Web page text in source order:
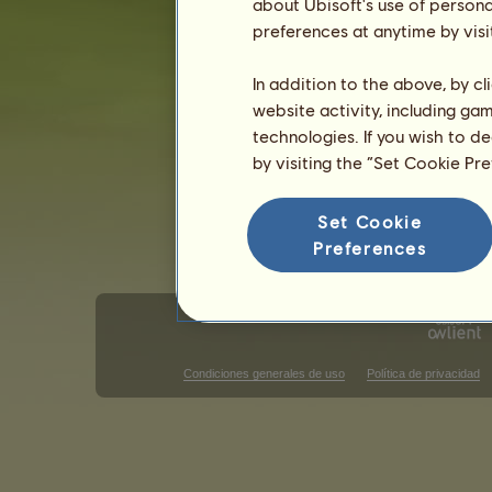
Galope
Salto
Condiciones generales de uso Política de privacidad
preferences at anytime by
In addition to the above, by
website activity, including
technologies. If you wish to
by visiting the “Set Cookie
Set Cookie
Preferences